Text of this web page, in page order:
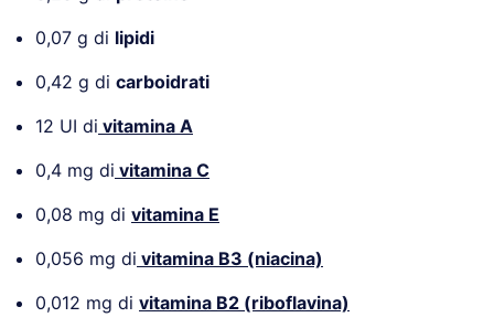
0,07 g di lipidi
0,42 g di carboidrati
12 UI di vitamina A
0,4 mg di vitamina C
0,08 mg di vitamina E
0,056 mg di vitamina B3 (niacina)
0,012 mg di vitamina B2 (riboflavina)